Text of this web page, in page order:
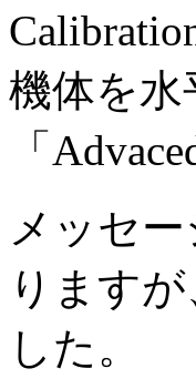
機体を
「
メッセ
ります
した。